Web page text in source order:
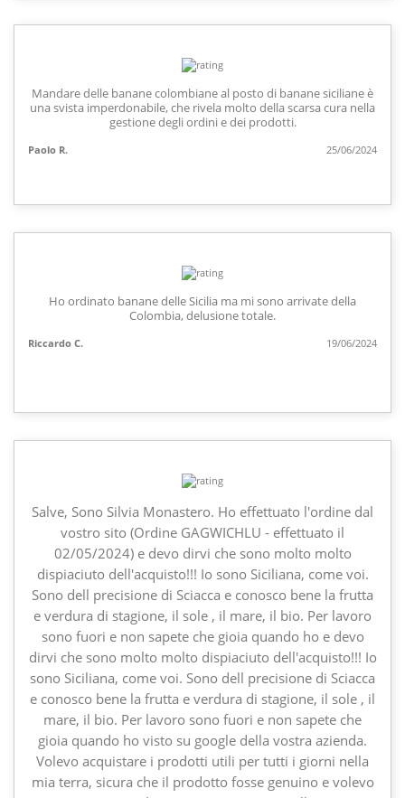
Mandare delle banane colombiane al posto di banane siciliane è
una svista imperdonabile, che rivela molto della scarsa cura nella
gestione degli ordini e dei prodotti.
Paolo R. 25/06/2024
Ho ordinato banane delle Sicilia ma mi sono arrivate della
Colombia, delusione totale.
Riccardo C. 19/06/2024
Salve, Sono Silvia Monastero. Ho effettuato l'ordine dal
vostro sito (Ordine GAGWICHLU - effettuato il
02/05/2024) e devo dirvi che sono molto molto
dispiaciuto dell'acquisto!!! Io sono Siciliana, come voi.
Sono dell precisione di Sciacca e conosco bene la frutta
e verdura di stagione, il sole , il mare, il bio. Per lavoro
sono fuori e non sapete che gioia quando ho e devo
dirvi che sono molto molto dispiaciuto dell'acquisto!!! Io
sono Siciliana, come voi. Sono dell precisione di Sciacca
e conosco bene la frutta e verdura di stagione, il sole , il
mare, il bio. Per lavoro sono fuori e non sapete che
gioia quando ho visto su google della vostra azienda.
Volevo acquistare i prodotti utili per tutti i giorni nella
mia terra, sicura che il prodotto fosse genuino e volevo